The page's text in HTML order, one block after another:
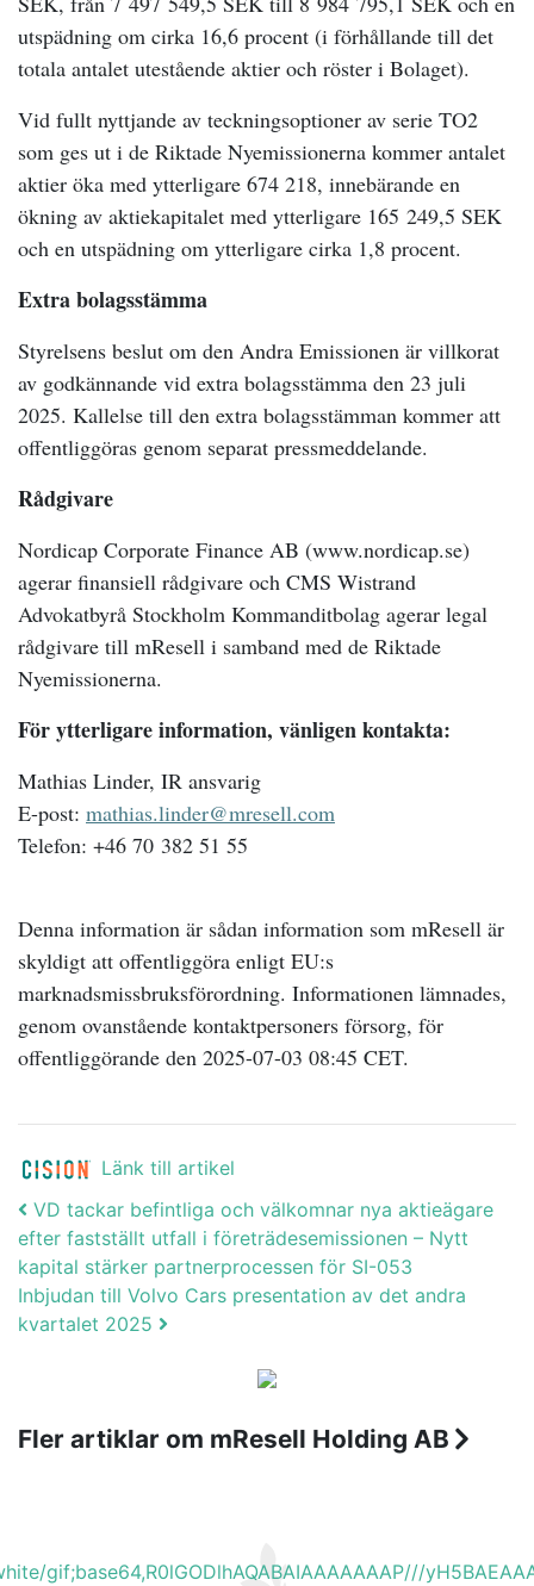
utspädning om cirka 16,6 procent (i förhållande till det
totala antalet utestående aktier och röster i Bolaget).
Vid fullt nyttjande av teckningsoptioner av serie TO2
som ges ut i de Riktade Nyemissionerna kommer antalet
aktier öka med ytterligare 674 218, innebärande en
ökning av aktiekapitalet med ytterligare 165 249,5 SEK
och en utspädning om ytterligare cirka 1,8 procent.
Extra bolagsstämma
Styrelsens beslut om den Andra Emissionen är villkorat
av godkännande vid extra bolagsstämma den 23 juli
2025. Kallelse till den extra bolagsstämman kommer att
offentliggöras genom separat pressmeddelande.
Rådgivare
Nordicap Corporate Finance AB (www.nordicap.se)
agerar finansiell rådgivare och CMS Wistrand
Advokatbyrå Stockholm Kommanditbolag agerar legal
rådgivare till mResell i samband med de Riktade
Nyemissionerna.
För ytterligare information, vänligen kontakta:
Mathias Linder, IR ansvarig
E-post: mathias.linder@mresell.com
Telefon: +46 70 382 51 55
Denna information är sådan information som mResell är
skyldigt att offentliggöra enligt EU:s
marknadsmissbruksförordning. Informationen lämnades,
genom ovanstående kontaktpersoners försorg, för
offentliggörande den 2025-07-03 08:45 CET.
Länk till artikel
Post navigation
VD tackar befintliga och välkomnar nya aktieägare
efter fastställt utfall i företrädesemissionen – Nytt
kapital stärker partnerprocessen för SI-053
Inbjudan till Volvo Cars presentation av det andra
kvartalet 2025
Fler artiklar om mResell Holding AB
gif;base64,R0lGODlhAQABAIAAAAAAAP///